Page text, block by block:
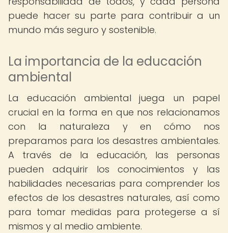
puede hacer su parte para contribuir a un
mundo más seguro y sostenible.
La importancia de la educación
ambiental
La educación ambiental juega un papel
crucial en la forma en que nos relacionamos
con la naturaleza y en cómo nos
preparamos para los desastres ambientales.
A través de la educación, las personas
pueden adquirir los conocimientos y las
habilidades necesarias para comprender los
efectos de los desastres naturales, así como
para tomar medidas para protegerse a sí
mismos y al medio ambiente.